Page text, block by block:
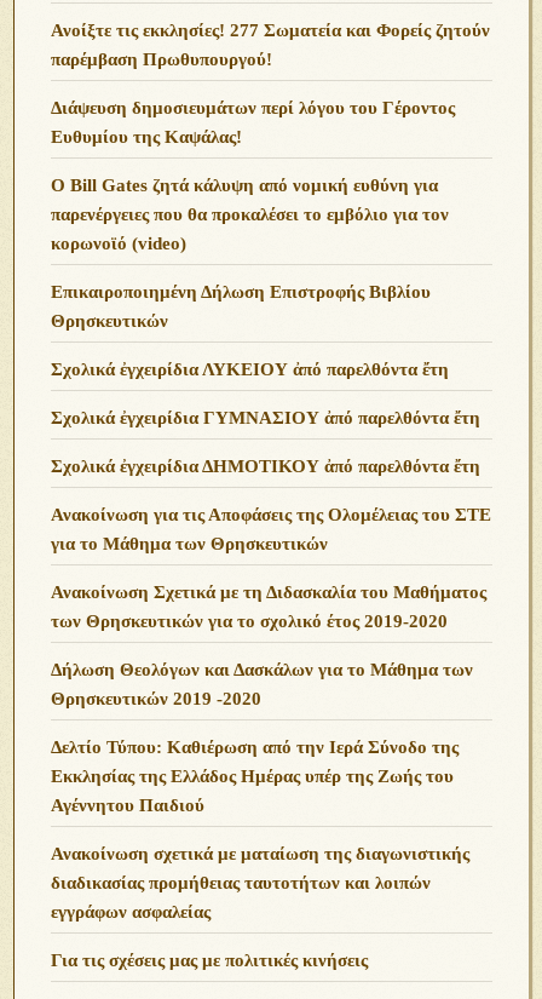
Ανoίξτε τις εκκλησίες! 277 Σωματεία και Φορείς ζητούν
παρέμβαση Πρωθυπουργού!
Διάψευση δημοσιευμάτων περί λόγου του Γέροντος
Ευθυμίου της Καψάλας!
O Bill Gates ζητά κάλυψη από νομική ευθύνη για
παρενέργειες που θα προκαλέσει το εμβόλιο για τον
κορωνοϊό (video)
Επικαιροποιημένη Δήλωση Επιστροφής Βιβλίου
Θρησκευτικών
Σχολικά ἐγχειρίδια ΛΥΚΕΙΟΥ ἀπό παρελθόντα ἔτη
Σχολικά ἐγχειρίδια ΓΥΜΝΑΣΙΟΥ ἀπό παρελθόντα ἔτη
Σχολικά ἐγχειρίδια ΔΗΜΟΤΙΚΟΥ ἀπό παρελθόντα ἔτη
Ανακοίνωση για τις Αποφάσεις της Ολομέλειας του ΣΤΕ
για το Μάθημα των Θρησκευτικών
Ανακοίνωση Σχετικά με τη Διδασκαλία του Μαθήματος
των Θρησκευτικών για το σχολικό έτος 2019-2020
Δήλωση Θεολόγων και Δασκάλων για το Μάθημα των
Θρησκευτικών 2019 -2020
Δελτίο Τύπου: Καθιέρωση από την Ιερά Σύνοδο της
Εκκλησίας της Ελλάδος Ημέρας υπέρ της Ζωής του
Αγέννητου Παιδιού
Ανακοίνωση σχετικά με ματαίωση της διαγωνιστικής
διαδικασίας προμήθειας ταυτοτήτων και λοιπών
εγγράφων ασφαλείας
Για τις σχέσεις μας με πολιτικές κινήσεις